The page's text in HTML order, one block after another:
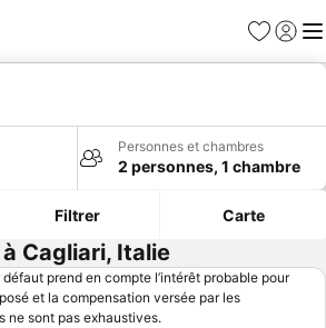
Favoris
Se
Personnes et chambres
2 personnes, 1 chambre
Filtrer Carte
Cagliari, Italie
prend en compte l’intérêt probable pour
et la compensation versée par les
ne sont pas exhaustives.